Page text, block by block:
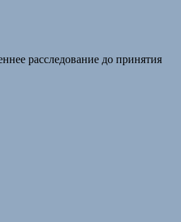
расследование до принятия